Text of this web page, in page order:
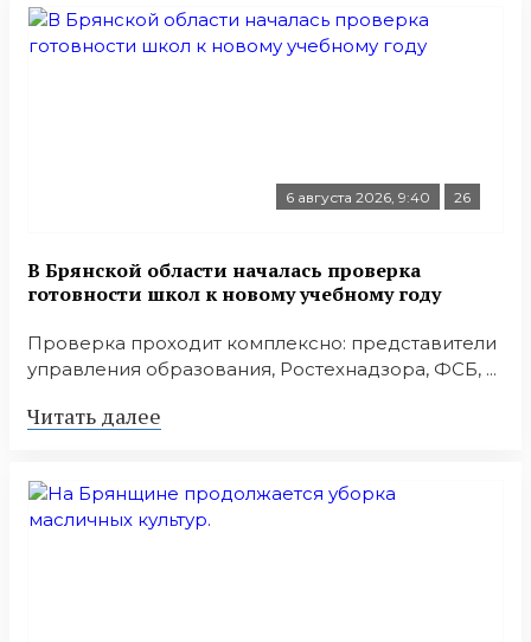
6 августа 2026, 9:40 26
В Брянской области началась проверка
готовности школ к новому учебному году
Проверка проходит комплексно: представители
управления образования, Ростехнадзора, ФСБ, ...
Читать далее